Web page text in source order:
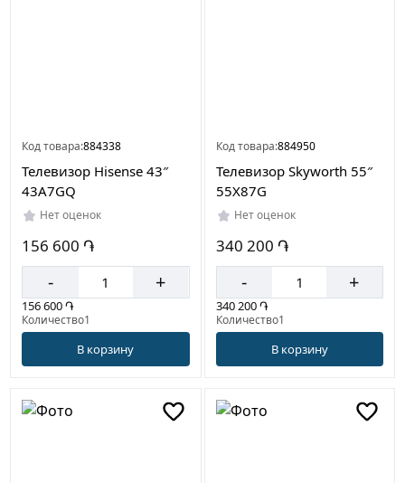
Код товара:884338
Телевизор Hisense 43″
43A7GQ
Нет оценок
156 600 ֏
- +
156 600 ֏
Количество1
В корзину
Код товара:884950
Телевизор Skyworth 55″
55X87G
Нет оценок
340 200 ֏
- +
340 200 ֏
Количество1
В корзину